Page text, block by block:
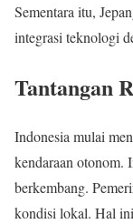
Sementara itu,
integrasi teknologi
Tantangan
Indonesia mulai
kendaraan otonom.
berkembang.
kondisi lokal. Hal